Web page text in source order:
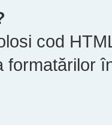
cod
formatărilor